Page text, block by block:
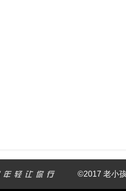
©2017 老小